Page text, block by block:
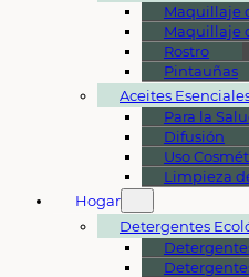
Maquillaje
Maquillaje
Rostro
Pintauñas
Aceites
Para la
Difusión
Uso
Limpieza
Hogar
Detergentes